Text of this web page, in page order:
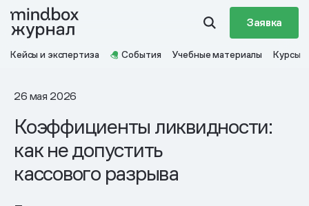
Заявка
Кейсы и экспертиза События Учебные материалы Курсы
26 мая 2026
Коэффициенты ликвидности:
как не допустить
кассового разрыва